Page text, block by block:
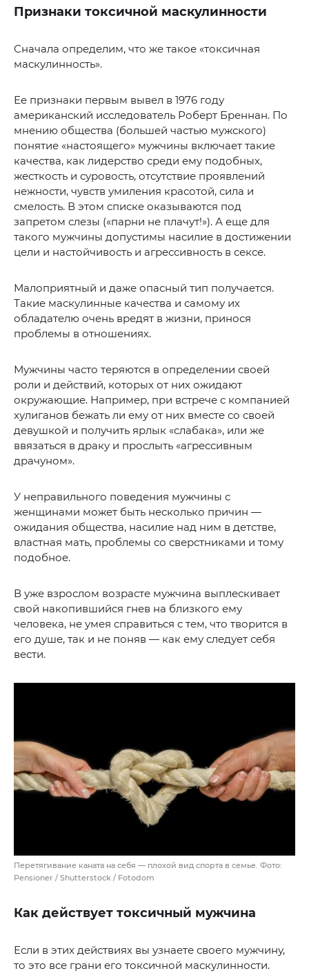
Признаки токсичной маскулинности
Сначала определим, что же такое «токсичная
маскулинность».
Ее признаки первым вывел в 1976 году
американский исследователь Роберт Бреннан. По
мнению общества (большей частью мужского)
понятие «настоящего» мужчины включает такие
качества, как лидерство среди ему подобных,
жесткость и суровость, отсутствие проявлений
нежности, чувств умиления красотой, сила и
смелость. В этом списке оказываются под
запретом слезы («парни не плачут!»). А еще для
такого мужчины допустимы насилие в достижении
цели и настойчивость и агрессивность в сексе.
Малоприятный и даже опасный тип получается.
Такие маскулинные качества и самому их
обладателю очень вредят в жизни, принося
проблемы в отношениях.
Мужчины часто теряются в определении своей
роли и действий, которых от них ожидают
окружающие. Например, при встрече с компанией
хулиганов бежать ли ему от них вместе со своей
девушкой и получить ярлык «слабака», или же
ввязаться в драку и прослыть «агрессивным
драчуном».
У неправильного поведения мужчины с
женщинами может быть несколько причин —
ожидания общества, насилие над ним в детстве,
властная мать, проблемы со сверстниками и тому
подобное.
В уже взрослом возрасте мужчина выплескивает
свой накопившийся гнев на близкого ему
человека, не умея справиться с тем, что творится в
его душе, так и не поняв — как ему следует себя
вести.
Перетягивание каната на себя — плохой вид спорта в семье. Фото:
Pensioner / Shutterstock / Fotodom
Как действует токсичный мужчина
Если в этих действиях вы узнаете своего мужчину,
то это все грани его токсичной маскулинности.